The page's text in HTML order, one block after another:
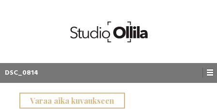
DSC_0814
Varaa aika kuvaukseen